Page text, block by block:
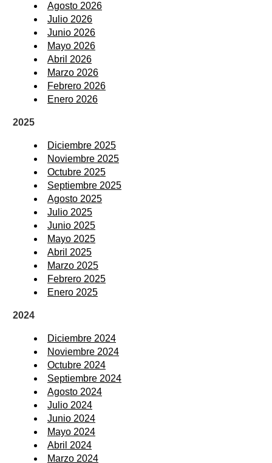
Agosto 2026
Julio 2026
Junio 2026
Mayo 2026
Abril 2026
Marzo 2026
Febrero 2026
Enero 2026
2025
Diciembre 2025
Noviembre 2025
Octubre 2025
Septiembre 2025
Agosto 2025
Julio 2025
Junio 2025
Mayo 2025
Abril 2025
Marzo 2025
Febrero 2025
Enero 2025
2024
Diciembre 2024
Noviembre 2024
Octubre 2024
Septiembre 2024
Agosto 2024
Julio 2024
Junio 2024
Mayo 2024
Abril 2024
Marzo 2024